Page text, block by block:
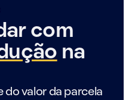
com
na
do valor da parcela